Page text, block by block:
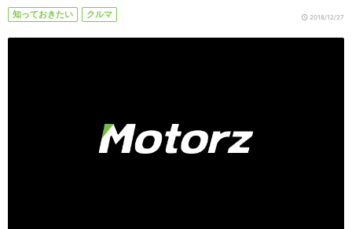
知っておきたい クルマ 2018/12/27